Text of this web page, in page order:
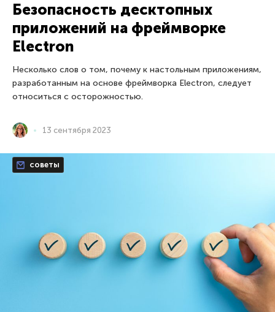
Безопасность десктопных
приложений на фреймворке
Electron
Несколько слов о том, почему к настольным приложениям,
разработанным на основе фреймворка Electron, следует
относиться с осторожностью.
13 сентября 2023
советы